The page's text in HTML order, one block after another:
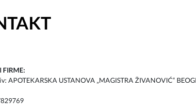
FIRME:
APOTEKARSKA USTANOVA „MAGISTRA ŽIVANOVIĆ“